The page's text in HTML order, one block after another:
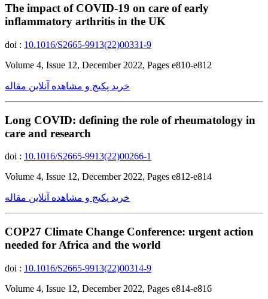
The impact of COVID-19 on care of early
inflammatory arthritis in the UK
doi : 10.1016/S2665-9913(22)00331-9
Volume 4, Issue 12, December 2022, Pages e810-e812
خرید پکیج و مشاهده آنلاین مقاله
Long COVID: defining the role of rheumatology in
care and research
doi : 10.1016/S2665-9913(22)00266-1
Volume 4, Issue 12, December 2022, Pages e812-e814
خرید پکیج و مشاهده آنلاین مقاله
COP27 Climate Change Conference: urgent action
needed for Africa and the world
doi : 10.1016/S2665-9913(22)00314-9
Volume 4, Issue 12, December 2022, Pages e814-e816